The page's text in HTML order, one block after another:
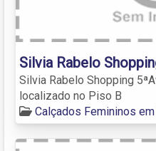
Silvia Rabelo
Silvia Rabelo Shopping
localizado no Piso B
Calçados Femininos